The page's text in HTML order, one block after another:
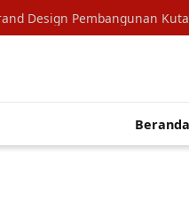
Design Pembangunan
Beranda